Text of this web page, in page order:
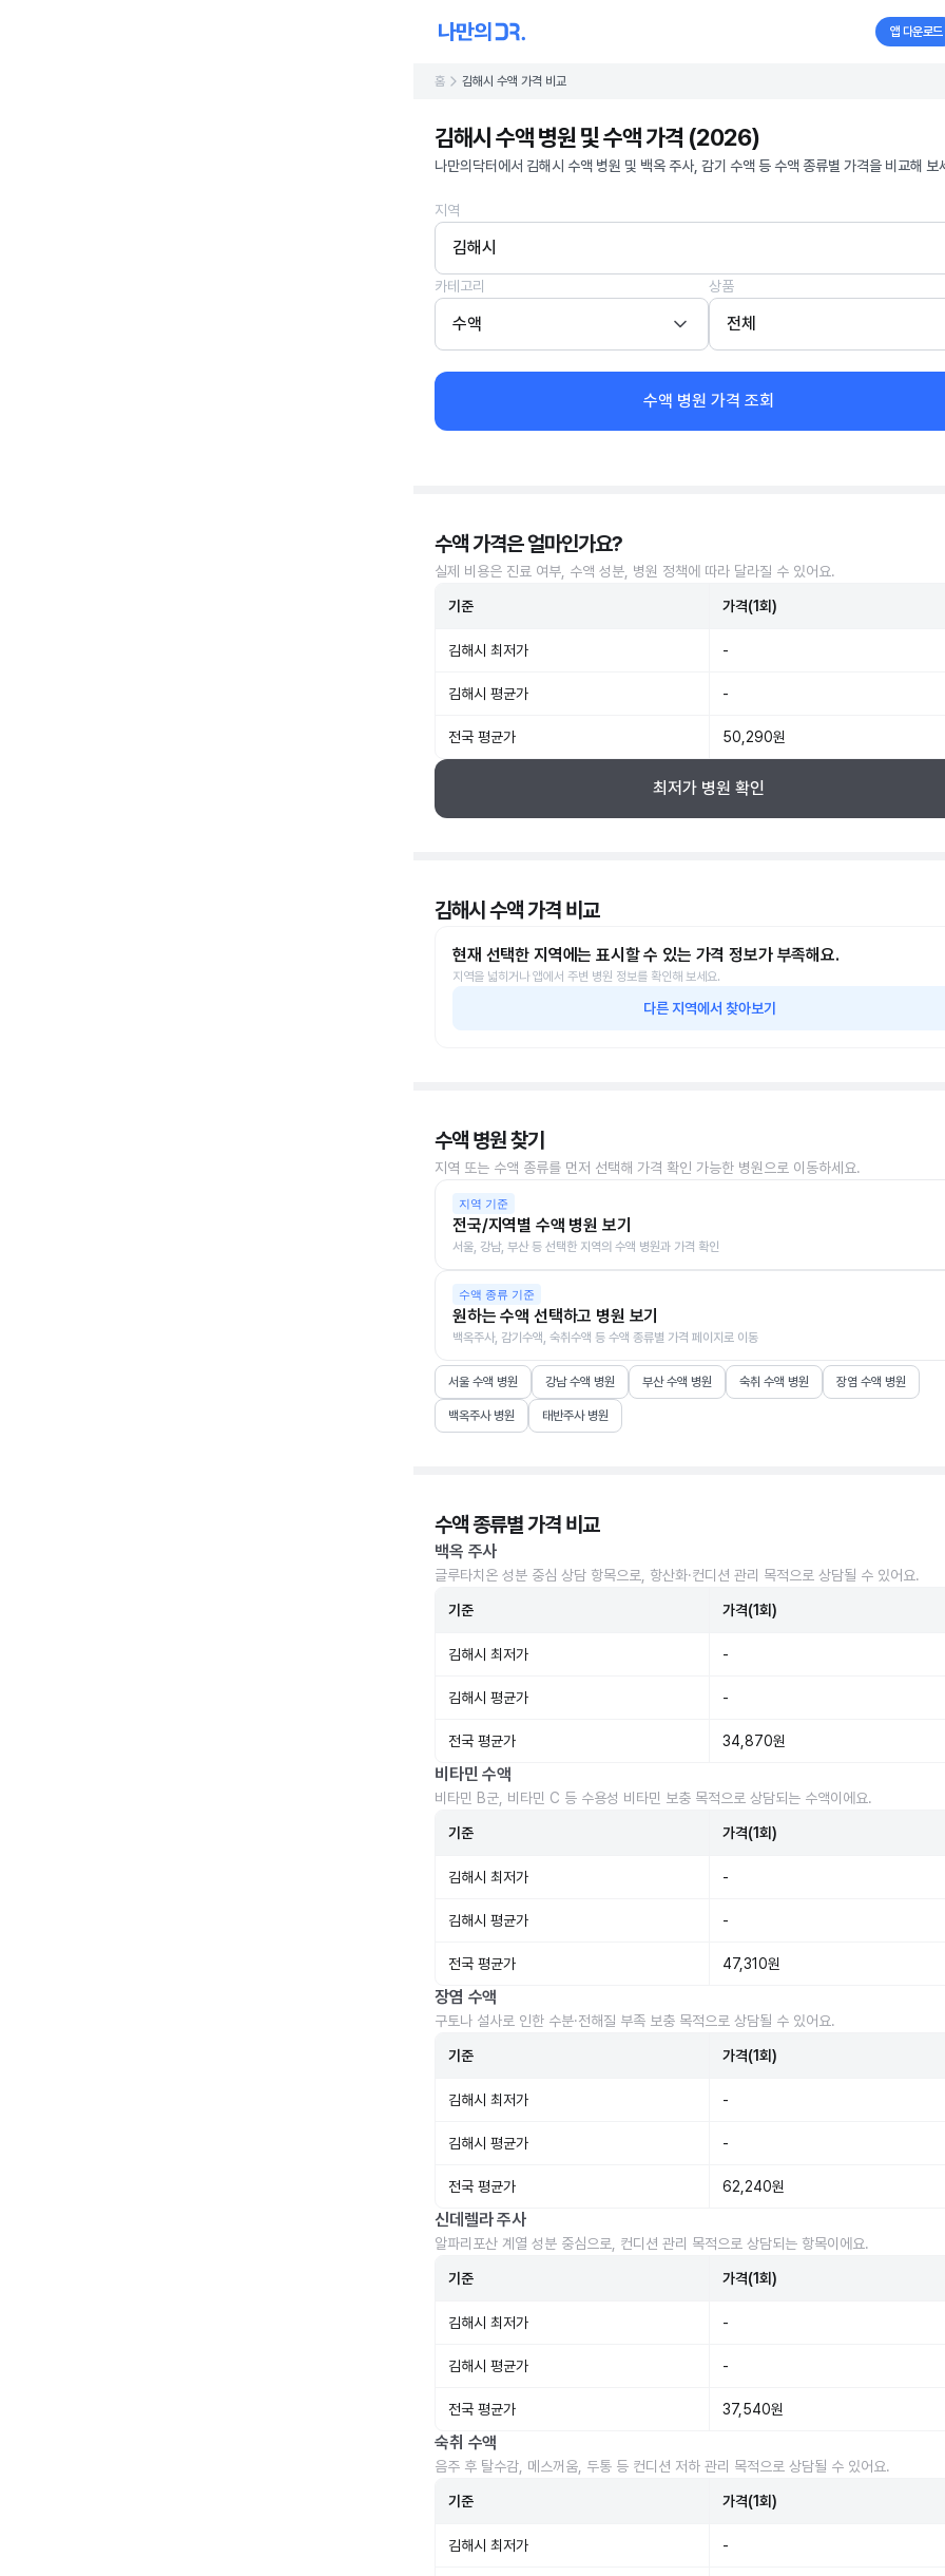
앱 다운로드
홈 김해시 수액 가격 비교
김해시 수액 병원 및 수액 가격 (2026)
나만의닥터에서 김해시 수액 병원 및 백옥 주사, 감기 수액 등 수액 종류별 가격을 비교해 보
지역
김해시
카테고리
수액
상품
전체
수액 병원 가격 조회
수액 가격은 얼마인가요?
실제 비용은 진료 여부, 수액 성분, 병원 정책에 따라 달라질 수 있어요.
기준 가격(1회)
김해시 최저가 -
김해시 평균가 -
전국 평균가 50,290원
최저가 병원 확인
김해시 수액 가격 비교
현재 선택한 지역에는 표시할 수 있는 가격 정보가 부족해요.
지역을 넓히거나 앱에서 주변 병원 정보를 확인해 보세요.
다른 지역에서 찾아보기
수액 병원 찾기
지역 또는 수액 종류를 먼저 선택해 가격 확인 가능한 병원으로 이동하세요.
지역 기준
전국/지역별 수액 병원 보기
서울, 강남, 부산 등 선택한 지역의 수액 병원과 가격 확인
수액 종류 기준
원하는 수액 선택하고 병원 보기
백옥주사, 감기수액, 숙취수액 등 수액 종류별 가격 페이지로 이동
서울 수액 병원 강남 수액 병원 부산 수액 병원 숙취 수액 병원 장염 수액 병원
백옥주사 병원 태반주사 병원
수액 종류별 가격 비교
백옥 주사
글루타치온 성분 중심 상담 항목으로, 항산화·컨디션 관리 목적으로 상담될 수 있어요.
기준 가격(1회)
김해시 최저가 -
김해시 평균가 -
전국 평균가 34,870원
비타민 수액
비타민 B군, 비타민 C 등 수용성 비타민 보충 목적으로 상담되는 수액이에요.
기준 가격(1회)
김해시 최저가 -
김해시 평균가 -
전국 평균가 47,310원
장염 수액
구토나 설사로 인한 수분·전해질 부족 보충 목적으로 상담될 수 있어요.
기준 가격(1회)
김해시 최저가 -
김해시 평균가 -
전국 평균가 62,240원
신데렐라 주사
알파리포산 계열 성분 중심으로, 컨디션 관리 목적으로 상담되는 항목이에요.
기준 가격(1회)
김해시 최저가 -
김해시 평균가 -
전국 평균가 37,540원
숙취 수액
음주 후 탈수감, 메스꺼움, 두통 등 컨디션 저하 관리 목적으로 상담될 수 있어요.
기준 가격(1회)
김해시 최저가 -